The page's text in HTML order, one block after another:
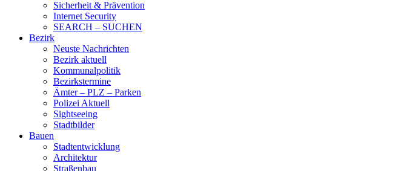
Sicherheit & Prävention
Internet Security
SEARCH – SUCHEN
Bezirk
Neuste Nachrichten
Bezirk aktuell
Kommunalpolitik
Bezirkstermine
Ämter – PLZ – Parken
Polizei Aktuell
Sightseeing
Stadtbilder
Bauen
Stadtentwicklung
Architektur
Straßenbau